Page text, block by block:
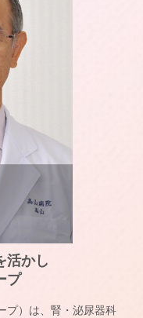
活かし
プ
プ）は、腎・泌尿器科